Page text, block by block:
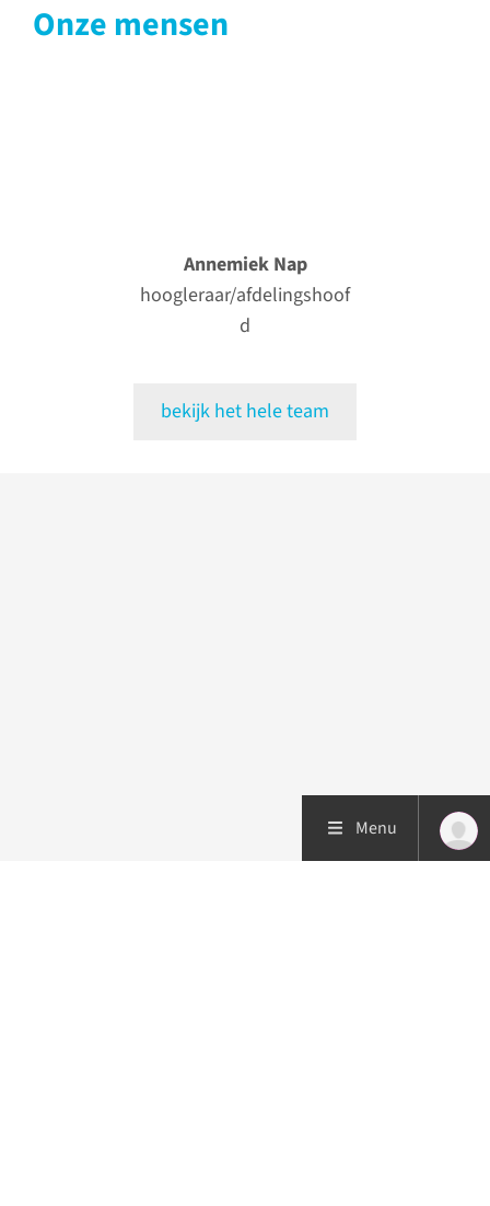
Onze mensen
Annemiek Nap
hoogleraar/afdelingshoof
d
bekijk het hele team
Menu